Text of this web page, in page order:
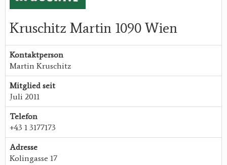
Kruschitz Martin 1090 Wien
Kontaktperson
Martin Kruschitz
Mitglied seit
Juli 2011
Telefon
+43 1 3177173
Adresse
Kolingasse 17